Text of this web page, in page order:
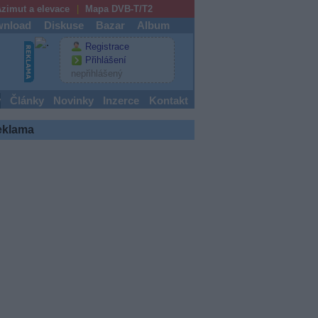
a elevace Mapa DVB-T/T2
Diskuse Bazar Album
Registrace
Přihlášení
nepřihlášený
Články Novinky Inzerce Kontakt